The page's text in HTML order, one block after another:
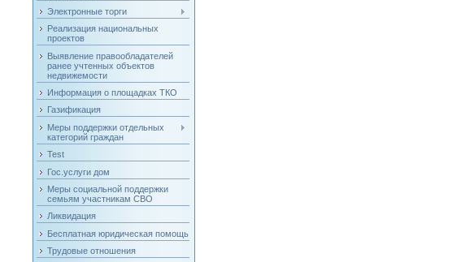
Электронные торги
Реализация национальных
проектов
Выявление правообладателей
ранее учтенных объектов
недвижемости
Информация о площадках ТКО
Газификация
Меры поддержки отдельных
категорий граждан
Test
Гос.услуги дом
Меры социальной поддержки
семьям участникам СВО
Ликвидация
Бесплатная юридическая помощь
Трудовые отношения